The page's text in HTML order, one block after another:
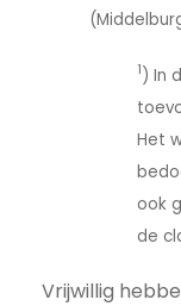
1) In
Het
ook
de
Vrijwillig